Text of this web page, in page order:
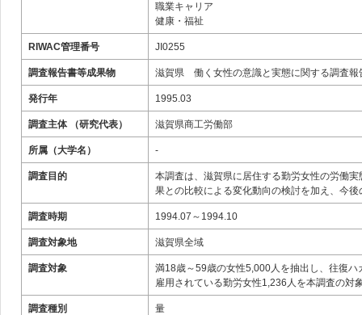
職業キャリア
健康・福祉
RIWAC管理番号 JI0255
調査報告書等成果物 滋賀県 働く女性の意識と実態に関する調査報
発行年 1995.03
調査主体 （研究代表） 滋賀県商工労働部
所属（大学名） -
調査目的
本調査は、滋賀県に居住する勤労女性の労働
果との比較による変化動向の検討を加え、今
調査時期 1994.07～1994.10
調査対象地 滋賀県全域
調査対象
満18歳～59歳の女性5,000人を抽出し、往復
雇用されている勤労女性1,236人を本調査の対
調査種別 量